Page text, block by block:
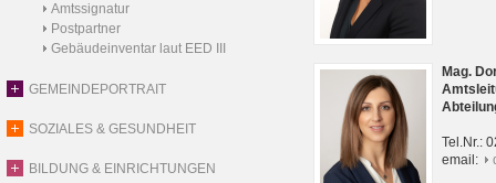
Amtssignatur
Postpartner
Gebäudeinventar laut EED III
GEMEINDEPORTRAIT
SOZIALES & GESUNDHEIT
BILDUNG & EINRICHTUNGEN
Mag.
Tel.Nr.:
email: